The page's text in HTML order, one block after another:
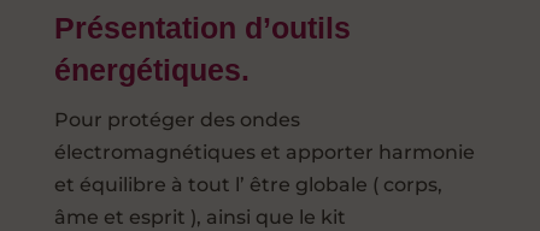
Présentation d’outils
énergétiques.
Pour protéger des ondes
électromagnétiques et apporter harmonie
et équilibre à tout l’ être globale ( corps,
âme et esprit ), ainsi que le kit